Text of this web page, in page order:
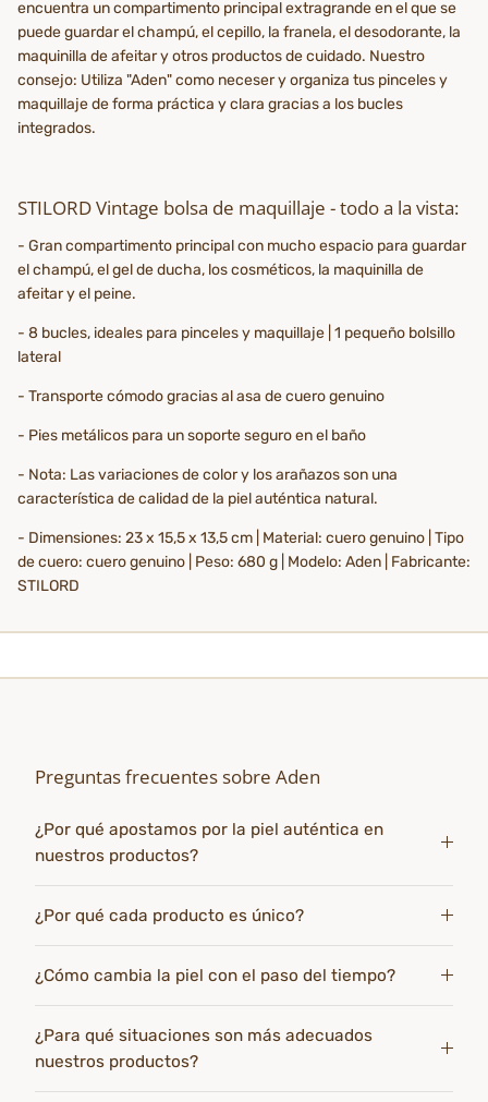
encuentra un compartimento principal extragrande en el que se
puede guardar el champú, el cepillo, la franela, el desodorante, la
maquinilla de afeitar y otros productos de cuidado. Nuestro
consejo: Utiliza "Aden" como neceser y organiza tus pinceles y
maquillaje de forma práctica y clara gracias a los bucles
integrados.
STILORD Vintage bolsa de maquillaje - todo a la vista:
- Gran compartimento principal con mucho espacio para guardar
el champú, el gel de ducha, los cosméticos, la maquinilla de
afeitar y el peine.
- 8 bucles, ideales para pinceles y maquillaje | 1 pequeño bolsillo
lateral
- Transporte cómodo gracias al asa de cuero genuino
- Pies metálicos para un soporte seguro en el baño
- Nota: Las variaciones de color y los arañazos son una
característica de calidad de la piel auténtica natural.
- Dimensiones: 23 x 15,5 x 13,5 cm | Material: cuero genuino | Tipo
de cuero: cuero genuino | Peso: 680 g | Modelo: Aden | Fabricante:
STILORD
Preguntas frecuentes sobre Aden
¿Por qué apostamos por la piel auténtica en
nuestros productos?
¿Por qué cada producto es único?
¿Cómo cambia la piel con el paso del tiempo?
¿Para qué situaciones son más adecuados
nuestros productos?